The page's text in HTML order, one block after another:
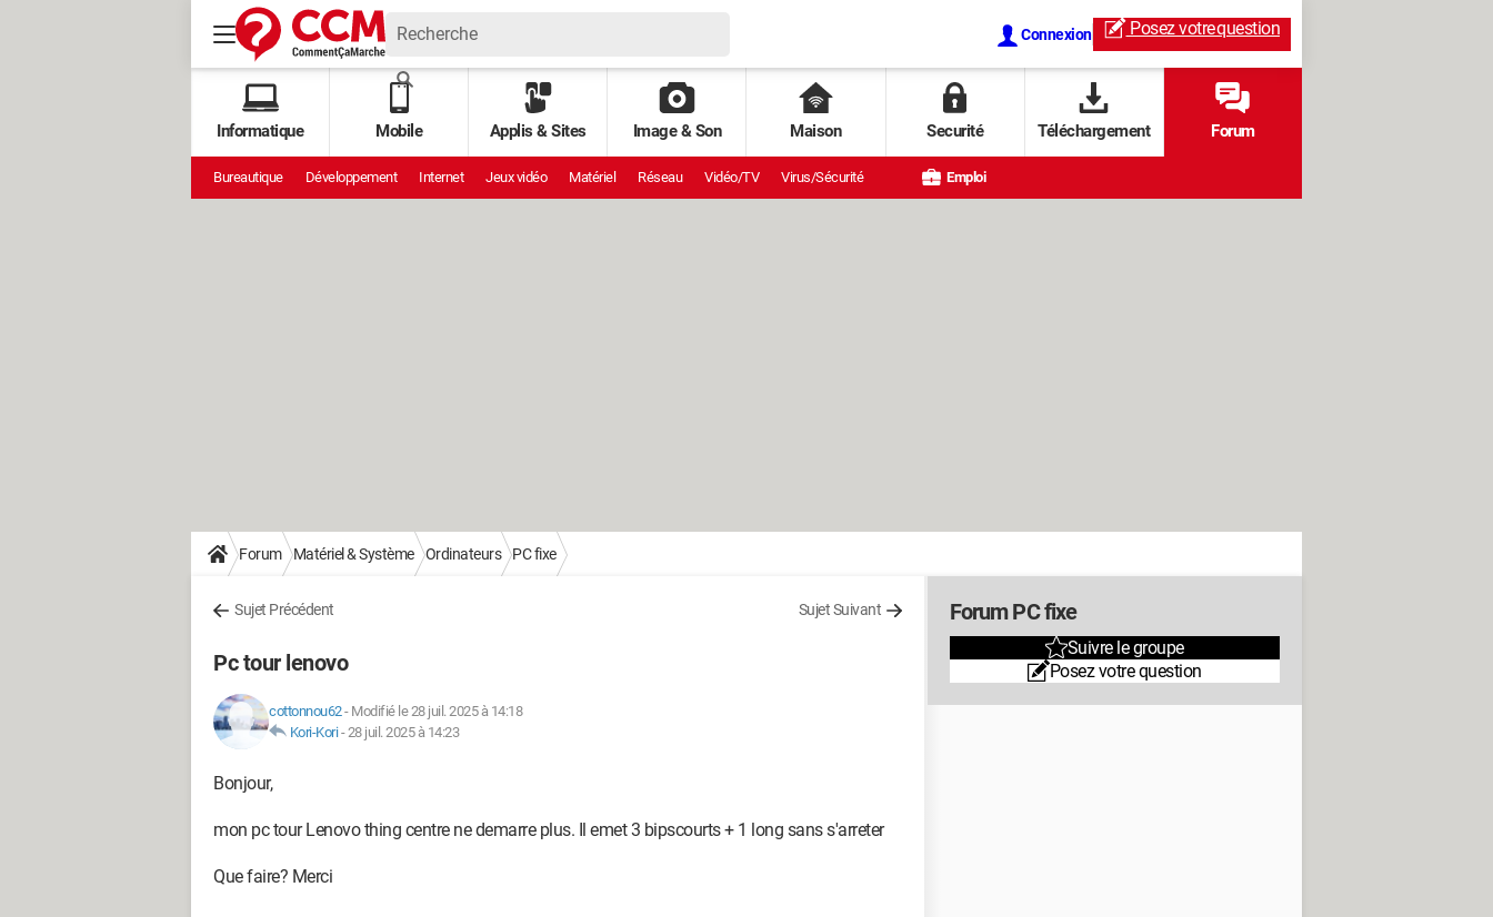
Connexion Posez votrequestion
Informatique Mobile Applis & Sites Image & Son Maison Securité Téléchargement Forum
Bureautique Développement Internet Jeux vidéo Matériel Réseau Vidéo/TV Virus/Sécurité Emploi
Forum Matériel & Système Ordinateurs PC fixe
Sujet Précédent Sujet Suivant
Pc tour lenovo
cottonnou62- Modifié le 28 juil. 2025 à 14:18
Kori-Kori-28 juil. 2025 à 14:23
Bonjour,
mon pc tour Lenovo thing centre ne demarre plus. Il emet 3 bipscourts + 1 long sans s'arreter
Que faire? Merci
Forum PC fixe
Suivre le groupe
Posez votre question